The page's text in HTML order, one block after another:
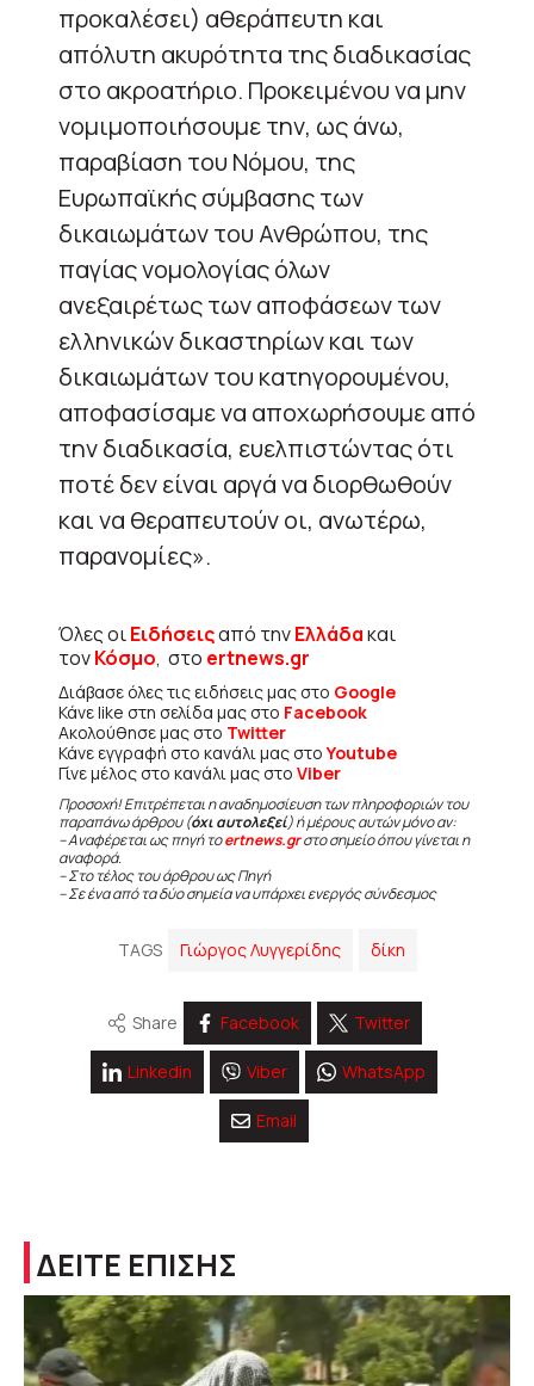
προκαλέσει) αθεράπευτη και
απόλυτη ακυρότητα της διαδικασίας
στο ακροατήριο. Προκειμένου να μην
νομιμοποιήσουμε την, ως άνω,
παραβίαση του Νόμου, της
Ευρωπαϊκής σύμβασης των
δικαιωμάτων του Ανθρώπου, της
παγίας νομολογίας όλων
ανεξαιρέτως των αποφάσεων των
ελληνικών δικαστηρίων και των
δικαιωμάτων του κατηγορουμένου,
αποφασίσαμε να αποχωρήσουμε από
την διαδικασία, ευελπιστώντας ότι
ποτέ δεν είναι αργά να διορθωθούν
και να θεραπευτούν οι, ανωτέρω,
παρανομίες».
Όλες οιΕιδήσειςαπό τηνΕλλάδακαι
τονΚόσμο, στο ertnews.gr
Διάβασε όλες τις ειδήσεις μας στο Google
Κάνε like στη σελίδα μας στο Facebook
Ακολούθησε μας στο Twitter
Κάνε εγγραφή στο κανάλι μας στοYoutube
Γίνε μέλος στο κανάλι μας στο Viber
Προσοχή! Επιτρέπεται η αναδημοσίευση των πληροφοριών του
παραπάνω άρθρου (όχι αυτολεξεί) ή μέρους αυτών μόνο αν:
– Αναφέρεται ως πηγή τοertnews.grστο σημείο όπου γίνεται η
αναφορά.
– Στο τέλος του άρθρου ως Πηγή
– Σε ένα από τα δύο σημεία να υπάρχει ενεργός σύνδεσμος
TAGS Γιώργος Λυγγερίδης δίκη
Share Facebook Twitter
Linkedin Viber WhatsApp
Email
ΔΕΙΤΕ ΕΠΙΣΗΣ